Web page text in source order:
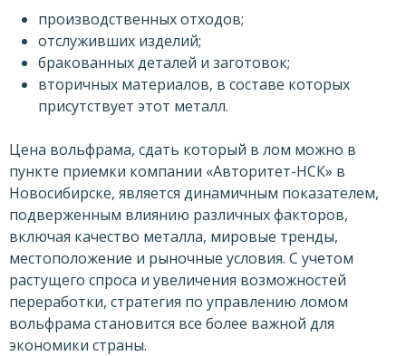
производственных отходов;
отслуживших изделий;
бракованных деталей и заготовок;
вторичных материалов, в составе которых
присутствует этот металл.
Цена вольфрама, сдать который в лом можно в
пункте приемки компании «Авторитет-НСК» в
Новосибирске, является динамичным показателем,
подверженным влиянию различных факторов,
включая качество металла, мировые тренды,
местоположение и рыночные условия. С учетом
растущего спроса и увеличения возможностей
переработки, стратегия по управлению ломом
вольфрама становится все более важной для
экономики страны.